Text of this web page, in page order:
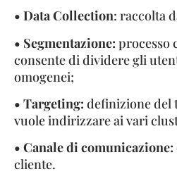
• Data Collection: raccolta
• Segmentazione: processo
consente di dividere gli
omogenei;
• Targeting: definizione del
vuole indirizzare ai vari
• Canale di comunicazione:
cliente.